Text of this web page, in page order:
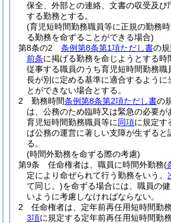
保全、外部との連絡、文書の収受及び
する勤務とする。
(育児短時間勤務職員等に正規の勤務
る勤務を命ずることができる場合)
第8条の2
条例第8条第1項ただし書の規
前条に掲げる勤務を命じようとする時
従事する職員のうち育児短時間勤務職
長が別に定める基準に適合するように
とができない場合とする。
2
勤務時間条例第8条第2項ただし書の
は、公務のため臨時又は緊急の必要が
育児短時間勤務職員等に同項に規定す
ば公務の運営に著しい支障が生ずると
る。
(時間外勤務を命ずる際の考慮)
第9条
任命権者は、職員に時間外勤務(
定により命ぜられて行う勤務をいう。
て同じ。)を命ずる場合には、職員の
いように考慮しなければならない。
2
任命権者は、定年前再任用短時間勤
3項に規定する定年前再任用短時間勤